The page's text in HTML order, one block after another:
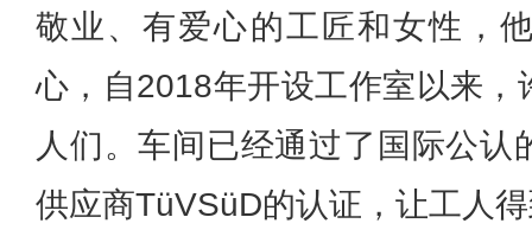
敬业、有爱心的工匠和女性，
心，自2018年开设工作室以来，
人们。车间已经通过了国际公认
供应商TüVSüD的认证，让工人